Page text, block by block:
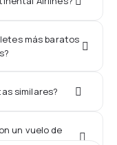
más baratos
similares?
un vuelo de